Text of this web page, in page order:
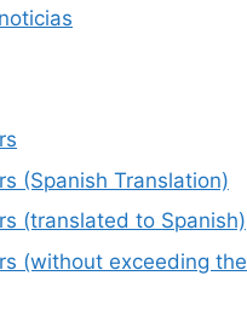
(Spanish Translation)
(translated to Spanish)
(without exceeding the